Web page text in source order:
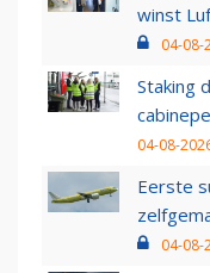
winst
04-08-
Staking
04-08-
Eerste
04-08-